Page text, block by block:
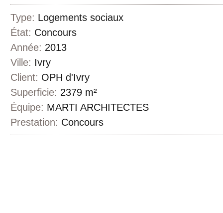
Type: Logements sociaux
État: Concours
Année: 2013
Ville: Ivry
Client: OPH d'Ivry
Superficie: 2379 m²
Équipe: MARTI ARCHITECTES
Prestation: Concours